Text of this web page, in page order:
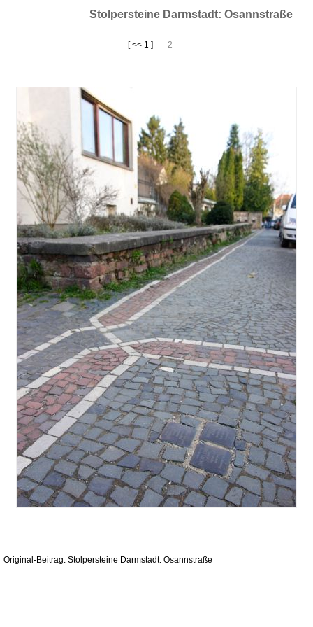
Stolpersteine Darmstadt: Osannstraße
[ << 1 ] 2
Original-Beitrag: Stolpersteine Darmstadt: Osannstraße